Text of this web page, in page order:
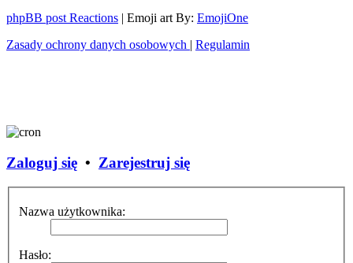
phpBB post Reactions | Emoji art By: EmojiOne
Zasady ochrony danych osobowych | Regulamin
Zaloguj się • Zarejestruj się
Nazwa użytkownika:
Hasło: